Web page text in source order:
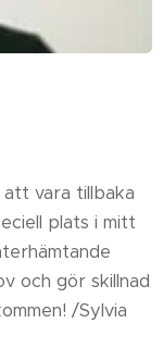
att vara tillbaka
plats i mitt
och gör skillnad
/Sylvia